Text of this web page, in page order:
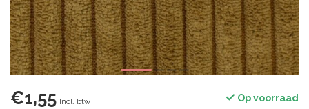
€1,55 Incl. btw Op voorraad